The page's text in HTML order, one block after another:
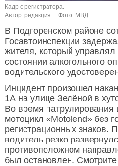
Кадр с регистратора.
Автор: редакция.
Фото: МВД.
В Подгоренском районе
Госавтоинспекции
жителя, который управлял
состоянии алкогольного
водительского
Инцидент произошел
1А на улице Зелёной в
Во время патрулирования
мотоцикл «Motolend» без
регистрационных знаков.
водитель резко
противоположном
был остановлен. Смотрите